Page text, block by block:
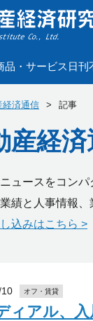
品・サービス 日刊
経済通信 記事
産経
ュースをコン
績と人事情報
込みはこちら >
オフ・賃貸
ィアル、